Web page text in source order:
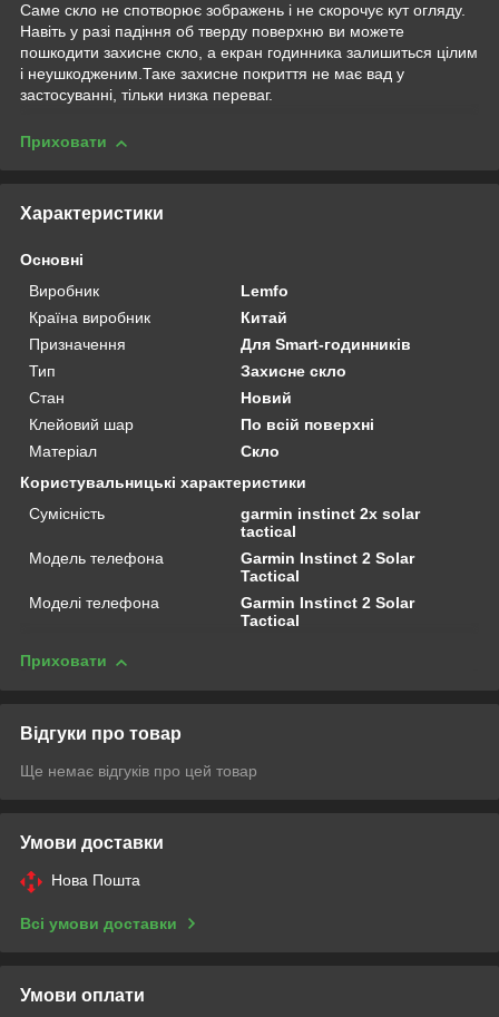
Саме скло не спотворює зображень і не скорочує кут огляду.
Навіть у разі падіння об тверду поверхню ви можете
пошкодити захисне скло, а екран годинника залишиться цілим
і неушкодженим.Таке захисне покриття не має вад у
застосуванні, тільки низка переваг.
Приховати
Характеристики
Основні
Виробник
Lemfo
Країна виробник
Китай
Призначення
Для Smart-годинників
Тип
Захисне скло
Стан
Новий
Клейовий шар
По всій поверхні
Матеріал
Скло
Користувальницькі характеристики
Сумісність
garmin instinct 2x solar
tactical
Модель телефона
Garmin Instinct 2 Solar
Tactical
Моделі телефона
Garmin Instinct 2 Solar
Tactical
Приховати
Відгуки про товар
Ще немає відгуків про цей товар
Умови доставки
Нова Пошта
Всі умови доставки
Умови оплати